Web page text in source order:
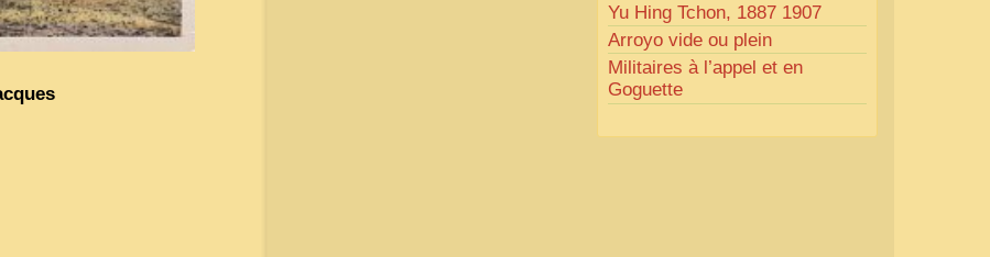
Yu Hing Tchon, 1887 1907
Arroyo vide ou plein
Militaires à l’appel et en
Goguette